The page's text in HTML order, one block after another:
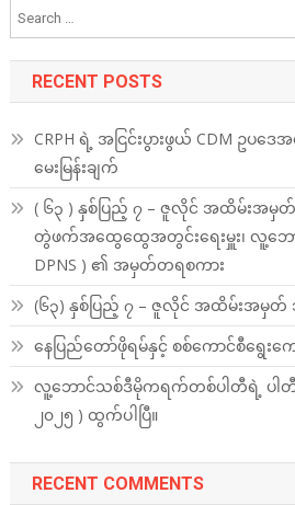
RECENT POSTS
CRPH ရဲ့ အငြင်းပွားဖွယ် CDM ဥပဒေ
မေးမြန်းချက်
( ၆၃ ) နှစ်ပြည့် ၇ – ဇူလိုင် အထိမ်းအမှတ်န
တွဲဖက်အထွေထွေအတွင်းရေးမှူး၊ လူ့ဘ
DPNS ) ၏ အမှတ်တရစကား
(၆၃) နှစ်ပြည့် ၇ – ဇူလိုင် အထိမ်းအမှတ်
နေပြည်တော်ဖိုရမ်နှင့် စစ်ကောင်စီရွေး
လူ့ဘောင်သစ်ဒီမိုကရက်တစ်ပါတီရဲ့ ပါတီစ
၂၀၂၅ ) ထွက်ပါပြီ။
RECENT COMMENTS